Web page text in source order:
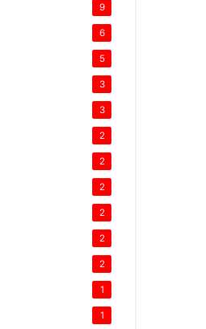
9
6
5
3
3
2
2
2
2
2
2
1
1